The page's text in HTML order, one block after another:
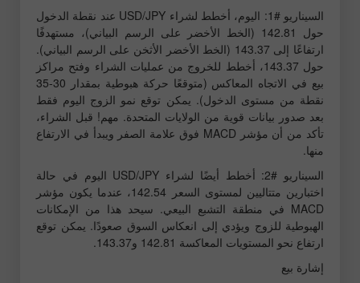
السيناريو #1: اليوم، أخطط لشراء USD/JPY عند نقطة الدخول
حول 142.81 (الخط الأخضر على الرسم البياني)، مستهدفًا
ارتفاعًا إلى 143.37 (الخط الأخضر الأثخن على الرسم البياني).
حول 143.37، أخطط للخروج من عمليات الشراء وفتح مراكز
بيع في الاتجاه المعاكس (متوقعًا حركة هبوطية بمقدار 30-35
نقطة من مستوى الدخول). يمكن توقع نمو الزوج اليوم فقط
بعد صدور بيانات قوية من الولايات المتحدة. مهم! قبل الشراء،
تأكد من أن مؤشر MACD فوق علامة الصفر ويبدأ في الارتفاع
منها.
السيناريو #2: أخطط أيضًا لشراء USD/JPY اليوم في حالة
اختبارين متتاليين لمستوى السعر 142.54، عندما يكون مؤشر
MACD في منطقة التشبع البيعي. سيحد هذا من الإمكانات
الهبوطية للزوج ويؤدي إلى انعكاس السوق صعودًا. يمكن توقع
ارتفاع نحو المستويات المعاكسة 142.81 و143.37.
إشارة بيع